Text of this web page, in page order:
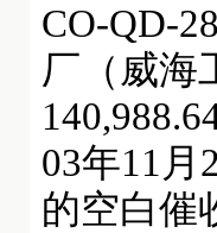
CO-QD-
厂（威海
03年11
的空白催